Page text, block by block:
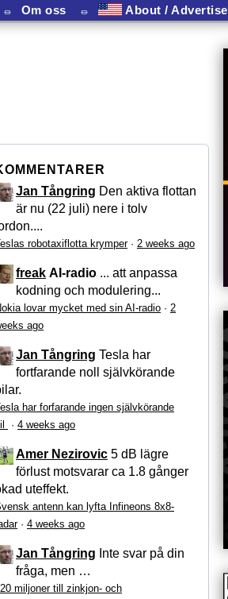
⏛ Om oss ⏛ About / Advertise
Jan Tångring Den aktiva flottan
är nu (22 juli) nere i tolv
robotaxiflotta krymper· 2 weeks ago
freak AI-radio ... att anpassa
kodning och modulering...
lovar mycket med sin AI-radio · 2
ago
Jan Tångring Tesla har
fortfarande noll självkörande
har forfarande ingen självkörande
· 4 weeks ago
Amer Nezirovic 5 dB lägre
förlust motsvarar ca 1.8 gånger
uteffekt.
antenn kan lyfta Infineons 8x8-
· 4 weeks ago
Jan Tångring Inte svar på din
fråga, men …
miljoner till zinkjon- och